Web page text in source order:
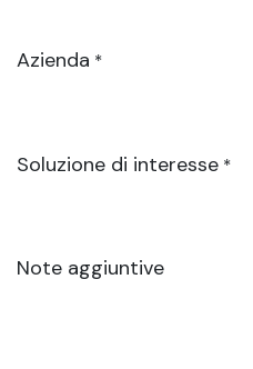
Azienda *
Soluzione di interesse *
Note aggiuntive